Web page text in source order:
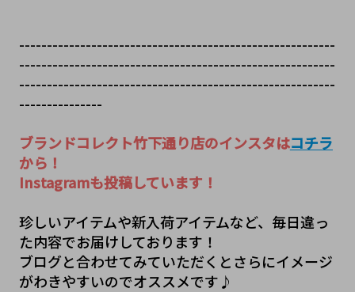
---------------------------------------------------------
---------------------------------------------------------
---------------------------------------------------------
---------------
ブランドコレクト竹下通り店のインスタはコチラ
から！
Instagramも投稿しています！
珍しいアイテムや新入荷アイテムなど、毎日違っ
た内容でお届けしております！
ブログと合わせてみていただくとさらにイメージ
がわきやすいのでオススメです♪